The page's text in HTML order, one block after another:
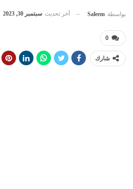
بواسطة Saleem أخر تحديث سبتمبر 30, 2023
0
شارك